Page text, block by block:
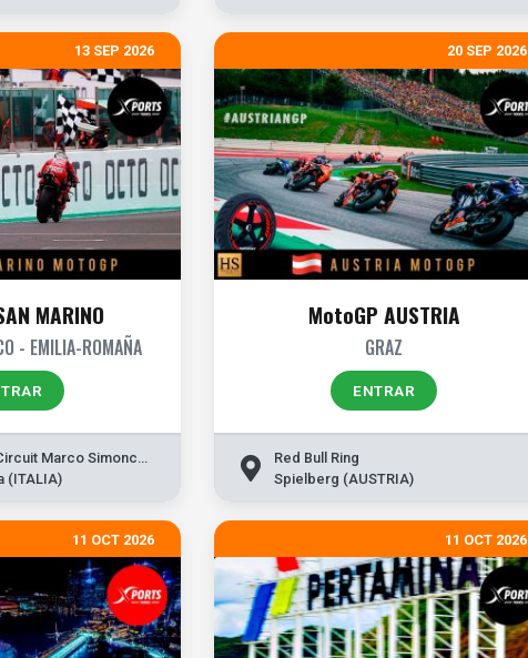
13 SEP 2026
MARINO
- EMILIA-ROMAÑA
(ITALIA)
20 SEP 2026
MotoGP AUSTRIA
GRAZ
ENTRAR
Red Bull Ring
Spielberg (AUSTRIA)
11 OCT 2026 11 OCT 2026